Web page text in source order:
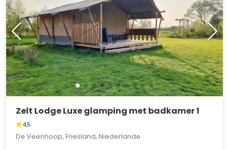
Zelt Lodge Luxe glamping met badkamer 1
4,5
De Veenhoop, Friesland, Niederlande